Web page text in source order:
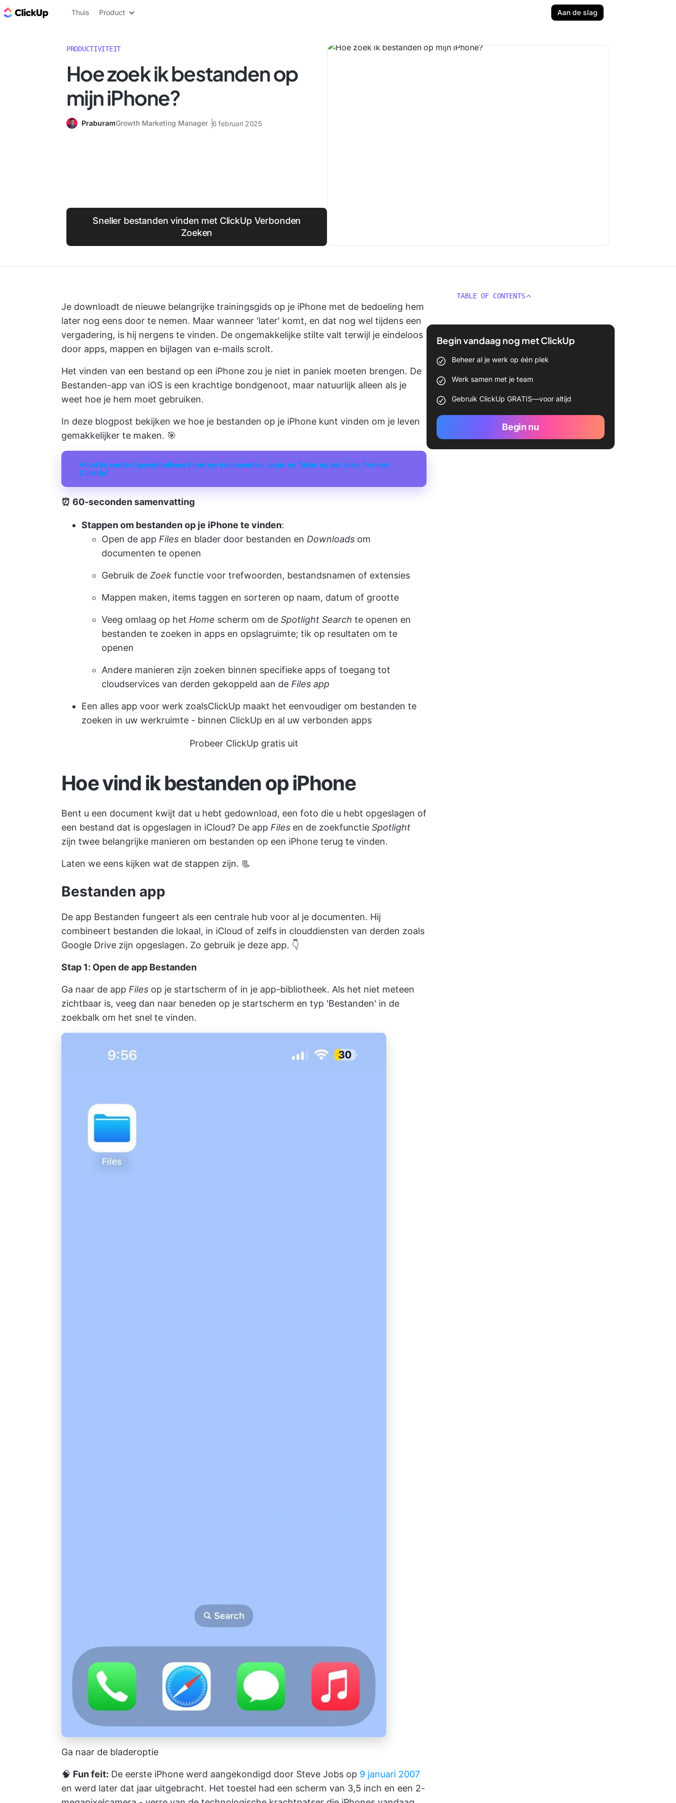
ClickUp Blog
Thuis Product Aan de slag
PRODUCTIVITEIT
Hoe zoek ik bestanden op
mijn iPhone?
PraburamGrowth Marketing Manager 6 februari 2025
Sneller bestanden vinden met ClickUp Verbonden
Zoeken
Je downloadt de nieuwe belangrijke trainingsgids op je iPhone met de bedoeling hem
later nog eens door te nemen. Maar wanneer 'later' komt, en dat nog wel tijdens een
vergadering, is hij nergens te vinden. De ongemakkelijke stilte valt terwijl je eindeloos
door apps, mappen en bijlagen van e-mails scrolt.
Het vinden van een bestand op een iPhone zou je niet in paniek moeten brengen. De
Bestanden-app van iOS is een krachtige bondgenoot, maar natuurlijk alleen als je
weet hoe je hem moet gebruiken.
In deze blogpost bekijken we hoe je bestanden op je iPhone kunt vinden om je leven
gemakkelijker te maken. 🎯
Houd de context gecentraliseerd met uw documenten, chats en Taken op één plek. Probeer
ClickUp!
⏰ 60-seconden samenvatting
Stappen om bestanden op je iPhone te vinden:
Open de app Files en blader door bestanden en Downloads om
documenten te openen
Gebruik de Zoek functie voor trefwoorden, bestandsnamen of extensies
Mappen maken, items taggen en sorteren op naam, datum of grootte
Veeg omlaag op het Home scherm om de Spotlight Search te openen en
bestanden te zoeken in apps en opslagruimte; tik op resultaten om te
openen
Andere manieren zijn zoeken binnen specifieke apps of toegang tot
cloudservices van derden gekoppeld aan de Files app
Een alles app voor werk zoalsClickUp maakt het eenvoudiger om bestanden te
zoeken in uw werkruimte - binnen ClickUp en al uw verbonden apps
Probeer ClickUp gratis uit
Hoe vind ik bestanden op iPhone
Bent u een document kwijt dat u hebt gedownload, een foto die u hebt opgeslagen of
een bestand dat is opgeslagen in iCloud? De app Files en de zoekfunctie Spotlight
zijn twee belangrijke manieren om bestanden op een iPhone terug te vinden.
Laten we eens kijken wat de stappen zijn. 📃
Bestanden app
De app Bestanden fungeert als een centrale hub voor al je documenten. Hij
combineert bestanden die lokaal, in iCloud of zelfs in clouddiensten van derden zoals
Google Drive zijn opgeslagen. Zo gebruik je deze app. 👇
Stap 1: Open de app Bestanden
Ga naar de app Files op je startscherm of in je app-bibliotheek. Als het niet meteen
zichtbaar is, veeg dan naar beneden op je startscherm en typ 'Bestanden' in de
zoekbalk om het snel te vinden.
Ga naar de bladeroptie
🧠 Fun feit: De eerste iPhone werd aangekondigd door Steve Jobs op 9 januari 2007
en werd later dat jaar uitgebracht. Het toestel had een scherm van 3,5 inch en een 2-
TABLE OF CONTENTS
Begin vandaag nog met ClickUp
Beheer al je werk op één plek
Werk samen met je team
Gebruik ClickUp GRATIS—voor altijd
Begin nu